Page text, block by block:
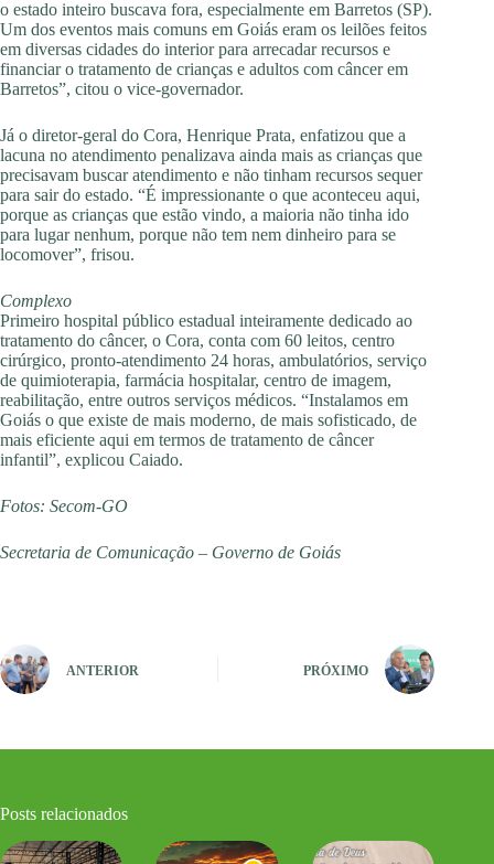
o estado inteiro buscava fora, especialmente em Barretos (SP).
Um dos eventos mais comuns em Goiás eram os leilões feitos
em diversas cidades do interior para arrecadar recursos e
financiar o tratamento de crianças e adultos com câncer em
Barretos”, citou o vice-governador.
Já o diretor-geral do Cora, Henrique Prata, enfatizou que a
lacuna no atendimento penalizava ainda mais as crianças que
precisavam buscar atendimento e não tinham recursos sequer
para sair do estado. “É impressionante o que aconteceu aqui,
porque as crianças que estão vindo, a maioria não tinha ido
para lugar nenhum, porque não tem nem dinheiro para se
locomover”, frisou.
Complexo
Primeiro hospital público estadual inteiramente dedicado ao
tratamento do câncer, o Cora, conta com 60 leitos, centro
cirúrgico, pronto-atendimento 24 horas, ambulatórios, serviço
de quimioterapia, farmácia hospitalar, centro de imagem,
reabilitação, entre outros serviços médicos. “Instalamos em
Goiás o que existe de mais moderno, de mais sofisticado, de
mais eficiente aqui em termos de tratamento de câncer
infantil”, explicou Caiado.
Fotos: Secom-GO
Secretaria de Comunicação – Governo de Goiás
ANTERIOR PRÓXIMO
Posts relacionados